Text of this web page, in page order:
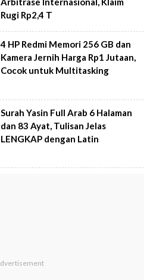
Rugi Rp2,4 T
4 HP Redmi Memori 256 GB dan
Kamera Jernih Harga Rp1 Jutaan,
Cocok untuk Multitasking
Surah Yasin Full Arab 6 Halaman
dan 83 Ayat, Tulisan Jelas
LENGKAP dengan Latin